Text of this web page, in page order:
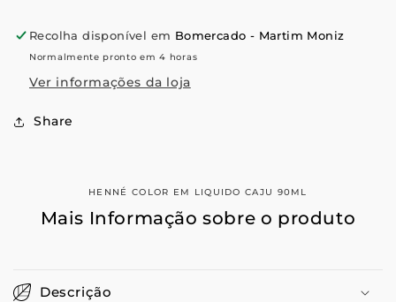
Liquido
Caju
90ML
Liquido
Caju
90ML
Recolha disponível em Bomercado - Martim Moniz
Normalmente pronto em 4 horas
Ver informações da loja
Share
HENNÉ COLOR EM LIQUIDO CAJU 90ML
Mais Informação sobre o produto
Descrição